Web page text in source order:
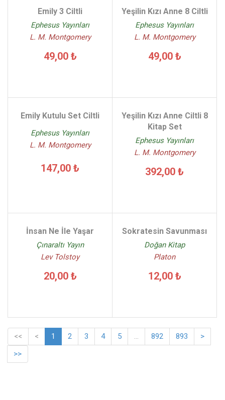
Emily 3 Ciltli
Ephesus Yayınları
L. M. Montgomery
49,00 ₺
Yeşilin Kızı Anne 8 Ciltli
Ephesus Yayınları
L. M. Montgomery
49,00 ₺
Emily Kutulu Set Ciltli
Ephesus Yayınları
L. M. Montgomery
147,00 ₺
Yeşilin Kızı Anne Ciltli 8
Kitap Set
Ephesus Yayınları
L. M. Montgomery
392,00 ₺
İnsan Ne İle Yaşar
Çınaraltı Yayın
Lev Tolstoy
20,00 ₺
Sokratesin Savunması
Doğan Kitap
Platon
12,00 ₺
<< < 1 2 3 4 5 ... 892 893
>
>>